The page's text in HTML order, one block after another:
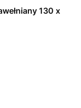
130 x